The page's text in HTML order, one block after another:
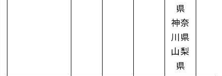
県
神奈
川県
山梨
県